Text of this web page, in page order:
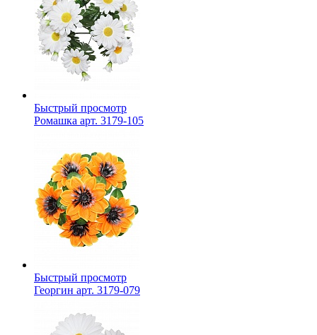
Быстрый просмотр
Ромашка арт. 3179-105
Быстрый просмотр
Георгин арт. 3179-079